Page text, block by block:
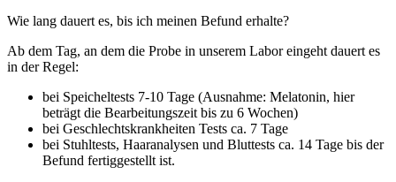
Wie lang dauert es, bis ich meinen Befund erhalte?
Ab dem Tag, an dem die Probe in unserem Labor eingeht dauert es
in der Regel:
bei Speicheltests 7-10 Tage (Ausnahme: Melatonin, hier
beträgt die Bearbeitungszeit bis zu 6 Wochen)
bei Geschlechtskrankheiten Tests ca. 7 Tage
bei Stuhltests, Haaranalysen und Bluttests ca. 14 Tage bis der
Befund fertiggestellt ist.